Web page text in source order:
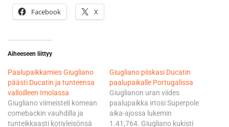
Facebook X
Aiheeseen liittyy
Paalupaikkamies Giugliano
päästi Ducatin ja tunteensa
valloilleen Imolassa
Giugliano viimeisteli komean
comebackin vauhdilla ja
tunteikkaasti kotiyleisönsä
Giugliano piiskasi Ducatin
paalupaikalle Portugalissa
Giuglianon uran viides
paalupaikka irtosi Superpole
aika-ajossa lukemin
1.41,764. Giugliano kukisti